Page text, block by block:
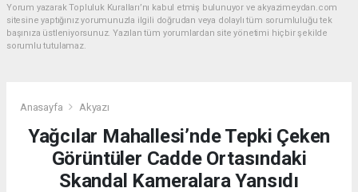
Yorum yazarak Topluluk Kuralları’nı kabul etmiş bulunuyor ve akyazimeydan.com
sitesine yaptığınız yorumunuzla ilgili doğrudan veya dolaylı tüm sorumluluğu tek
başınıza üstleniyorsunuz. Yazılan tüm yorumlardan site yönetimi hiçbir şekilde
sorumlu tutulamaz.
Anasayfa Akyazı
Yağcılar Mahallesi’nde Tepki Çeken
Görüntüler Cadde Ortasındaki
Skandal Kameralara Yansıdı